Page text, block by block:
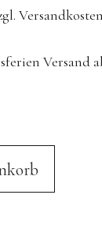
Konges Sløjd
MAVA
| Decken &
Versandkosten
Versand